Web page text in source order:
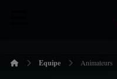
Equipe Animateurs